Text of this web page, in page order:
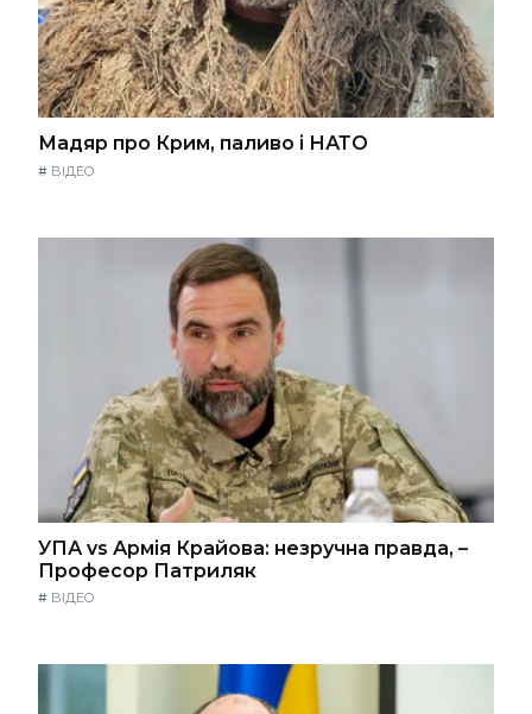
Мадяр про Крим, паливо і НАТО
# ВІДЕО
УПА vs Армія Крайова: незручна правда, –
Професор Патриляк
# ВІДЕО